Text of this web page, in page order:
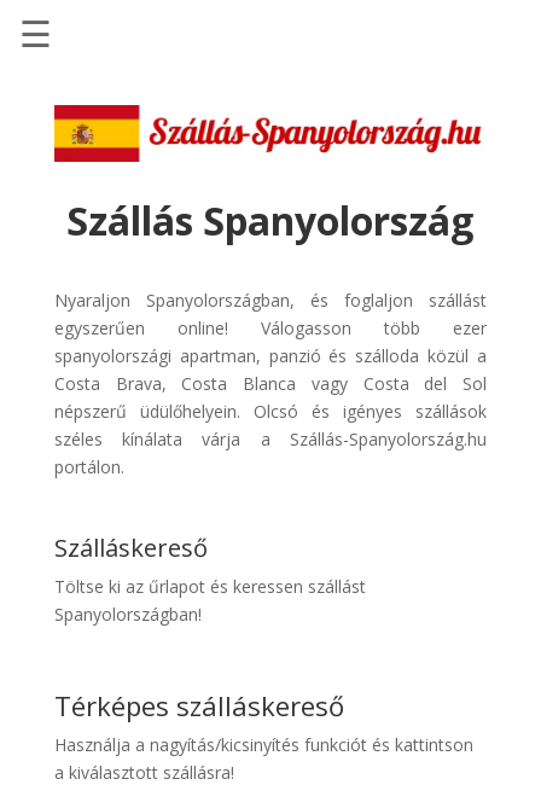
Szállások
Szállásinfo.eu
Repülőjegy
Autóbérlés
Discover
Cars
Transzfer
Taxi
☰
Szállás Spanyolország
Nyaraljon Spanyolországban, és foglaljon szállást
egyszerűen online! Válogasson több ezer
spanyolországi apartman, panzió és szálloda közül a
Costa Brava, Costa Blanca vagy Costa del Sol
népszerű üdülőhelyein. Olcsó és igényes szállások
széles kínálata várja a Szállás-Spanyolország.hu
portálon.
Szálláskereső
Töltse ki az űrlapot és keressen szállást
Spanyolországban!
Térképes szálláskereső
Használja a nagyítás/kicsinyítés funkciót és kattintson
a kiválasztott szállásra!